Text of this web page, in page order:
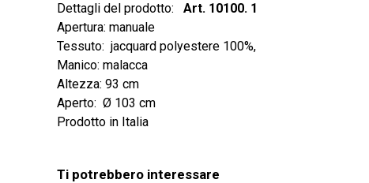
Dettagli del prodotto: Art. 10100. 1
Apertura: manuale
Tessuto: jacquard polyestere 100%,
Manico: malacca
Altezza: 93 cm
Aperto: Ø 103 cm
Prodotto in Italia
Ti potrebbero interessare